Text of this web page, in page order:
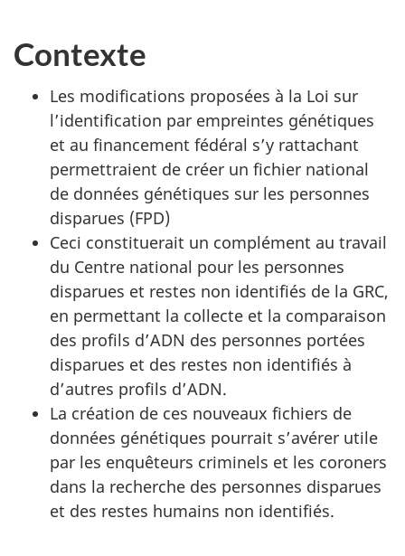
Contexte
Les modifications proposées à la Loi sur
l’identification par empreintes génétiques
et au financement fédéral s’y rattachant
permettraient de créer un fichier national
de données génétiques sur les personnes
disparues (FPD)
Ceci constituerait un complément au travail
du Centre national pour les personnes
disparues et restes non identifiés de la GRC,
en permettant la collecte et la comparaison
des profils d’ADN des personnes portées
disparues et des restes non identifiés à
d’autres profils d’ADN.
La création de ces nouveaux fichiers de
données génétiques pourrait s’avérer utile
par les enquêteurs criminels et les coroners
dans la recherche des personnes disparues
et des restes humains non identifiés.